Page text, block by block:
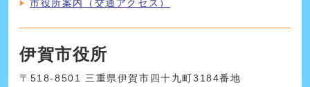
市役所案内（交通アクセス）
伊賀市役所
〒518-8501 三重県伊賀市四十九町3184番地